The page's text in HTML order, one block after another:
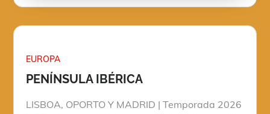
EUROPA
PENÍNSULA IBÉRICA
LISBOA, OPORTO Y MADRID | Temporada 2026